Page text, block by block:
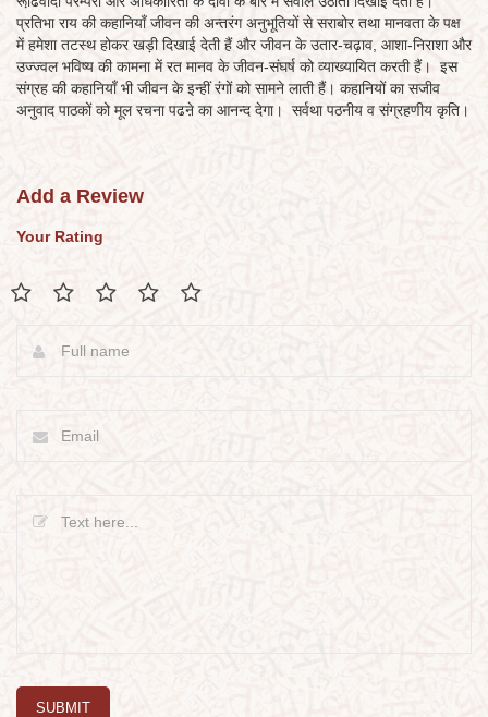
प्रतिभा राय की कहानियाँ जीवन की अन्तरंग अनुभूतियों से सराबोर तथा मानवता के पक्ष
में हमेशा तटस्थ होकर खड़ी दिखाई देती हैं और जीवन के उतार-चढ़ाव, आशा-निराशा और
उज्ज्वल भविष्य की कामना में रत मानव के जीवन-संघर्ष को व्याख्यायित करती हैं। इस
संग्रह की कहानियाँ भी जीवन के इन्हीं रंगों को सामने लाती हैं। कहानियों का सजीव
अनुवाद पाठकों को मूल रचना पढऩे का आनन्द देगा। सर्वथा पठनीय व संग्रहणीय कृति।
Add a Review
Your Rating
SUBMIT